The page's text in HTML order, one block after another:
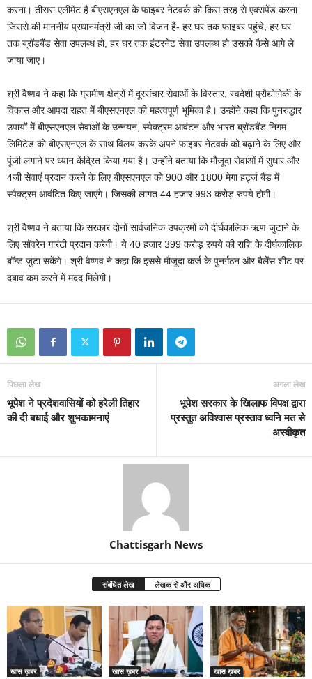
करना। तीसरा एलीमेंट है बीएसएनएल के फाइबर नेटवर्क को किस तरह से एक्‍सपेंड करना
जिससे की माननीय प्रधानमंत्री जी का जो विजन है- हर घर तक फाइबर पहुंचे, हर घर
तक ब्रॉडबैंड सेवा उपलब्‍ध हो, हर घर तक इंटरनेट सेवा उपलब्‍ध हो उसको कैसे आगे ले
जाया जाए।
श्री वैष्णव ने कहा कि ग्रामीण क्षेत्रों में दूरसंचार सेवाओं के विस्तार, स्वदेशी प्रौद्योगिकी के
विकास और आपदा राहत में बीएसएनएल की महत्वपूर्ण भूमिका है। उन्होंने कहा कि पुनरुद्धार
उपायों में बीएसएनएल सेवाओं के उन्नयन, स्पेक्ट्रम आवंटन और भारत ब्रॉडबैंड निगम
लिमिटेड को बीएसएनएल के साथ विलय करके अपने फाइबर नेटवर्क को बढ़ाने के लिए और
पूंजी लगाने पर ध्यान केंद्रित किया गया है। उन्होंने बताया कि मौजूदा सेवाओं में सुधार और
4जी सेवाएं प्रदान करने के लिए बीएसएनएल को 900 और 1800 मेगा हर्ट्ज बैंड में
स्पैक्ट्रम आवंटित किए जाएंगे। जिसकी लागत 44 हजार 993 करोड़ रुपये होगी।
श्री वैष्णव ने बताया कि सरकार दोनों सार्वजनिक उपक्रमों को दीर्घकालिक ऋण जुटाने के
लिए सॉवरेन गारंटी प्रदान करेगी। ये 40 हजार 399 करोड़ रुपये की राशि के दीर्घकालिक
बॉन्ड जुटा सकेंगे। श्री वैष्णव ने कहा कि इससे मौजूदा कर्ज के पुनर्गठन और बैलेंस शीट पर
दबाव कम करने में मदद मिलेगी।
पिछला लेख
भूपेश ने प्रदेशवासियों को हरेली तिहार
की दी बधाई और शुभकामनाएं
अगला लेख
भूपेश सरकार के खिलाफ विपक्ष द्वारा
प्रस्तुत अविश्वास प्रस्ताव ध्वनि मत से
अस्वीकृत
Chattisgarh News
संबंधित लेख लेखक से और अधिक
खास ख़बर खास ख़बर खास ख़बर